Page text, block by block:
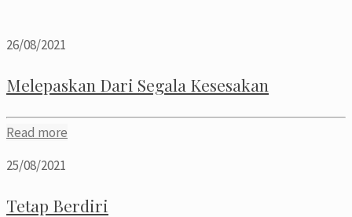
26/08/2021
Melepaskan Dari Segala Kesesakan
Read more
25/08/2021
Tetap Berdiri